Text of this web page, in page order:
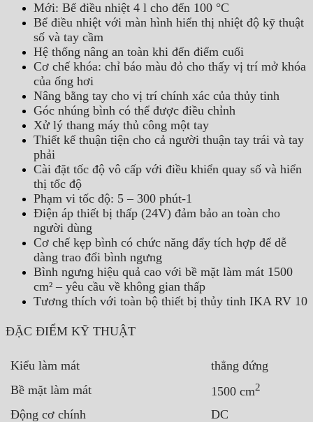
Mới: Bể điều nhiệt 4 l cho đến 100 °C
Bể điều nhiệt với màn hình hiển thị nhiệt độ kỹ thuật
số và tay cầm
Hệ thống nâng an toàn khi đến điểm cuối
Cơ chế khóa: chỉ báo màu đỏ cho thấy vị trí mở khóa
của ống hơi
Nâng bằng tay cho vị trí chính xác của thủy tinh
Góc nhúng bình có thể được điều chỉnh
Xử lý thang máy thủ công một tay
Thiết kế thuận tiện cho cả người thuận tay trái và tay
phải
Cài đặt tốc độ vô cấp với điều khiển quay số và hiển
thị tốc độ
Phạm vi tốc độ: 5 – 300 phút-1
Điện áp thiết bị thấp (24V) đảm bảo an toàn cho
người dùng
Cơ chế kẹp bình có chức năng đẩy tích hợp để dễ
dàng trao đổi bình ngưng
Bình ngưng hiệu quả cao với bề mặt làm mát 1500
cm² – yêu cầu về không gian thấp
Tương thích với toàn bộ thiết bị thủy tinh IKA RV 10
ĐẶC ĐIỂM KỸ THUẬT
Kiểu làm mát
thẳng đứng
Bề mặt làm mát
1500 cm2
Động cơ chính
DC